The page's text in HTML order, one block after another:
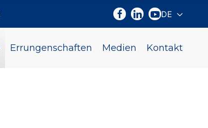
Sprache
DE
Errungenschaften Medien Kontakt